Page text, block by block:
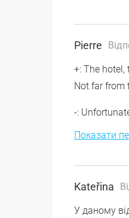
Pierre
+: The
Not far from
-:
Показати
Kateřina
У даному